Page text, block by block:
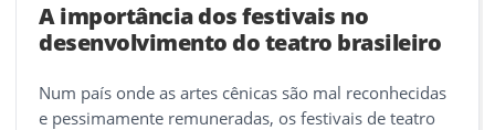
A importância dos festivais no
desenvolvimento do teatro brasileiro
Num país onde as artes cênicas são mal reconhecidas
e pessimamente remuneradas, os festivais de teatro